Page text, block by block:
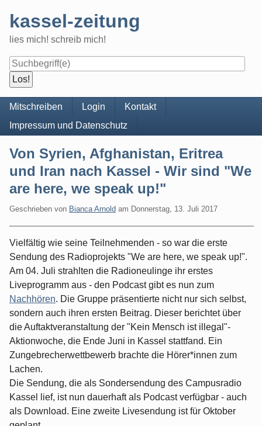
content
kassel-zeitung
lies mich! schreib mich!
Navigation
Mitschreiben Login
Kontakt
Impressum und Datenschutz
Von Syrien, Afghanistan, Eritrea
und Iran nach Kassel - Wir sind "We
are here, we speak up!"
Geschrieben von Bianca Arnold am Donnerstag, 13. Juli 2017
Vielfältig wie seine Teilnehmenden - so war die erste
Sendung des Radioprojekts "We are here, we speak up!".
Am 04. Juli strahlten die Radioneulinge ihr erstes
Liveprogramm aus - den Podcast gibt es nun zum
Nachhören. Die Gruppe präsentierte nicht nur sich selbst,
sondern auch ihren ersten Beitrag. Dieser berichtet über
die Auftaktveranstaltung der "Kein Mensch ist illegal"-
Aktionwoche, die Ende Juni in Kassel stattfand. Ein
Zungebrecherwettbewerb brachte die Hörer*innen zum
Lachen.
Die Sendung, die als Sondersendung des Campusradio
Kassel lief, ist nun dauerhaft als Podcast verfügbar - auch
als Download. Eine zweite Livesendung ist für Oktober